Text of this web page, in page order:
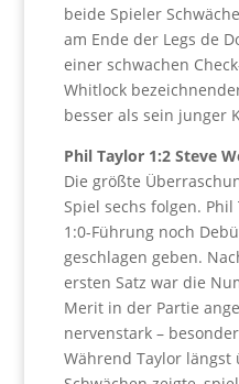
beide Spieler
am Ende der Legs de
einer schwachen
Whitlock
besser als sein junger
Phil Taylor 1:2 Steve
Die größte
Spiel sechs folgen.
1:0-Führung noch
geschlagen geben.
ersten Satz war die
Merit in der Partie
nervenstark –
Während Taylor